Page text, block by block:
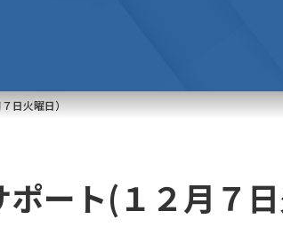
日火曜日）
ート(１２月７日